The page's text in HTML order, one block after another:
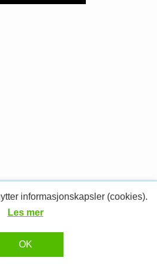
Dyredetektivene.
av
RESPONSIV MEDIA
informasjonskapsler (cookies).
Les mer
OK